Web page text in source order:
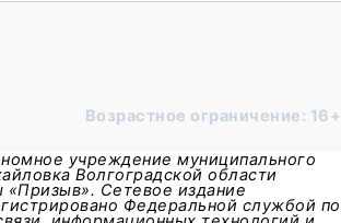
Возрастное ограничение: 16+
учреждение муниципального
Волгоградской области
«Призыв». Сетевое издание
Федеральной службой по